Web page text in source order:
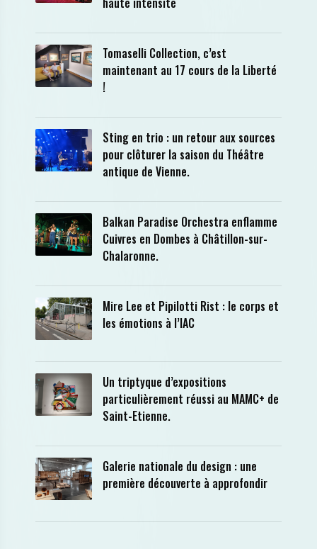
Tomaselli Collection, c’est
maintenant au 17 cours de la Liberté
!
Sting en trio : un retour aux sources
pour clôturer la saison du Théâtre
antique de Vienne.
Balkan Paradise Orchestra enflamme
Cuivres en Dombes à Châtillon-sur-
Chalaronne.
Mire Lee et Pipilotti Rist : le corps et
les émotions à l’IAC
Un triptyque d’expositions
particulièrement réussi au MAMC+ de
Saint-Etienne.
Galerie nationale du design : une
première découverte à approfondir